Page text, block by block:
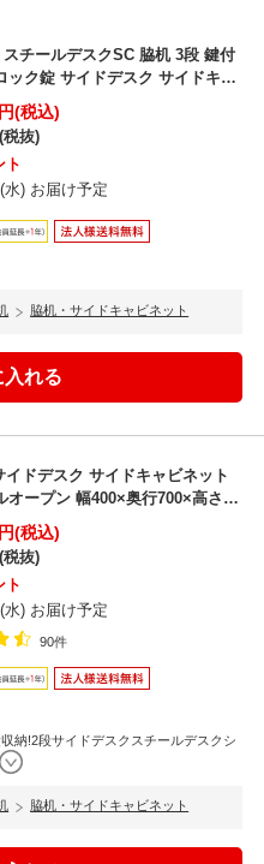
スチールデスクSC 脇机 3段 鍵付
ック錠 サイドデスク サイドキャ
円(税込)
税抜)
ト
水) お届け予定
脇机・サイドキャビネット
イドデスク サイドキャビネット
オープン 幅400×奥行700×高さ
円(税込)
税抜)
ト
水) お届け予定
90件
納!2段サイドデスクスチールデスクシ
脇机・サイドキャビネット